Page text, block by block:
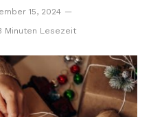
15, 2024
Minuten Lesezeit